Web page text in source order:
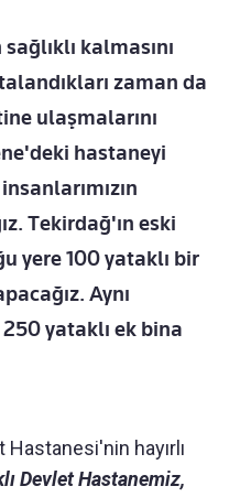
kalmasını
zaman da
ulaşmalarını
hastaneyi
Tekirdağ'ın eski
yere 100 yataklı bir
Aynı
yataklı ek bina
Hastanesi'nin hayırlı
Devlet Hastanemiz,